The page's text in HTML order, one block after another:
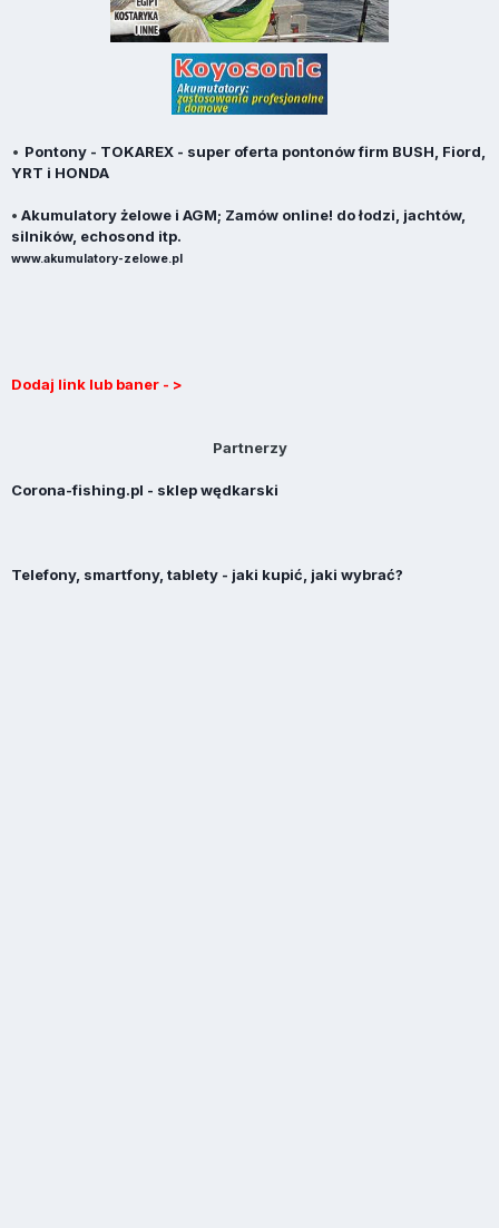
• Pontony - TOKAREX - super oferta pontonów firm BUSH, Fiord,
YRT i HONDA
• Akumulatory żelowe i AGM; Zamów online! do łodzi, jachtów,
silników, echosond itp.
www.akumulatory-zelowe.pl
Dodaj link lub baner - >
Partnerzy
Corona-fishing.pl - sklep wędkarski
Telefony, smartfony, tablety - jaki kupić, jaki wybrać?